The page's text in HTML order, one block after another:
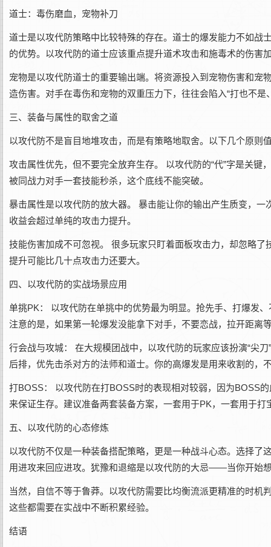
道士：毒伤磨血，宠物补刀
道士是以攻代防策略中比较特殊的存在。道士的爆发能力不如战
的优势。以攻代防的道士应该重点提升道术攻击和施毒术的伤害
宠物是以攻代防道士的重要输出端。将资源投入到宠物伤害和
造伤害。对手在毒伤和宠物的双重压力下，往往会陷入“打也不是
三、装备与属性的取舍之道
以攻代防不是盲目地堆攻击，而是有策略地取舍。以下几个原则
攻击属性优先，但不要完全放弃生存。 以攻代防的“代”字是关
被同战力对手一套技能秒杀，这个底线不能突破。
暴击属性是以攻代防的放大器。 暴击能让你的输出产生质变，
收益会超过单纯的攻击力提升。
技能伤害加成不可忽视。 很多玩家只盯着面板攻击力，却忽略
提升可能比几十点攻击力还要大。
四、以攻代防的实战场景应用
单挑PK： 以攻代防在单挑中的优势最为明显。抢先手、打爆发
注意的是，如果第一轮爆发没能拿下对手，不要恋战，拉开距离
行会战与攻城： 在大规模团战中，以攻代防的玩家应该扮演“尖
后排，优先击杀对方的法师和道士。你的高爆发是用来收割的，
打BOSS： 以攻代防在打BOSS时的表现相对较弱，因为BOSS
来保证生存。建议准备两套装备方案，一套用于PK，一套用于打
五、以攻代防的心态修炼
以攻代防不仅是一种装备搭配策略，更是一种战斗心态。选择
用进攻来回应进攻。犹豫和退缩是以攻代防的大忌——当你开始
当然，自信不等于鲁莽。以攻代防需要比均衡流派更精准的时
这些都需要在实战中不断积累经验。
结语